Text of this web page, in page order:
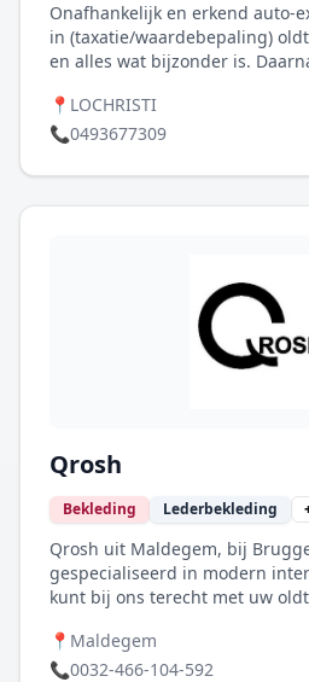
Onafhankelijk en erkend auto-
in (taxatie/waardebepaling)
en alles wat bijzonder is. Daarnaast kan u bij mij
bij discussies met uw
(rechtsbijstand/tegenexpertise). Alle tarieven en
contacteer me gerust bij extra
📍 LOCHRISTI
📞0493677309
Qrosh
Bekleding Lederbekleding
Qrosh uit Maldegem, bij
gespecialiseerd in modern
kunt bij ons terecht met uw
meer. Wij dragen tevredenheid
in het vaandel en werken enkel
📍 Maldegem
📞0032-466-104-592